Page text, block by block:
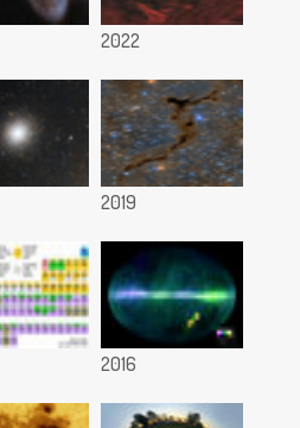
2022
2019
2016